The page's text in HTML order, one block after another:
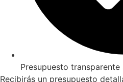
Presupuesto transparente
Recibirás un presupuesto